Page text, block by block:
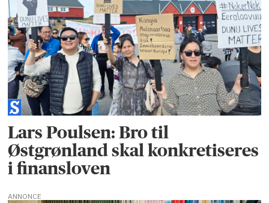
Lars Poulsen: Bro til
Østgrønland skal konkretiseres
i finansloven
ANNONCE